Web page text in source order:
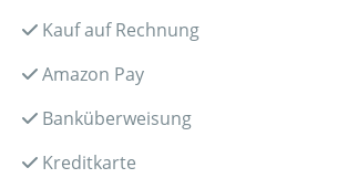
Kauf auf Rechnung
Amazon Pay
Banküberweisung
Kreditkarte